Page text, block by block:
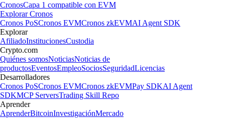
CronosCapa 1 compatible con EVM
Explorar Cronos
Cronos PoSCronos EVMCronos zkEVMAI Agent SDK
Explorar
AfiliadoInstitucionesCustodia
Crypto.com
Quiénes somosNoticiasNoticias de
productosEventosEmpleoSociosSeguridadLicencias
Desarrolladores
Cronos PoSCronos EVMCronos zkEVMPay SDKAI Agent
SDKMCP ServersTrading Skill Repo
Aprender
AprenderBitcoinInvestigaciónMercado